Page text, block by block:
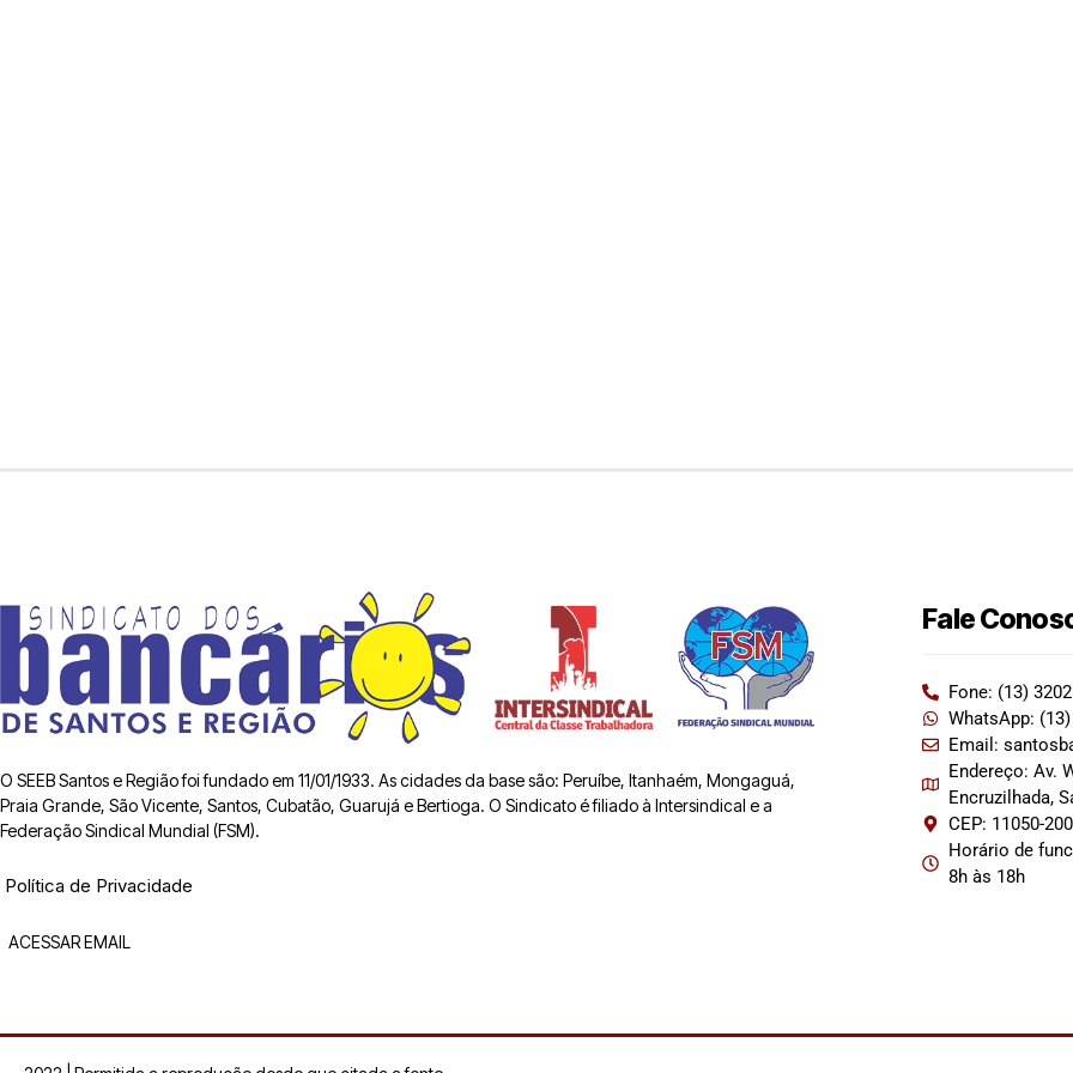
O SEEB Santos e Região foi fundado em 11/01/1933. As cidades da base são: Peruíbe, Itanhaém, Mongaguá,
Praia Grande, São Vicente, Santos, Cubatão, Guarujá e Bertioga. O Sindicato é filiado à Intersindical e a
Federação Sindical Mundial (FSM).
Política de Privacidade
ACESSAR EMAIL
Fale
Fone: (13)
WhatsApp:
Email:
Endereço: Av.
Encruzilhada,
CEP: 11050-200
Horário de
8h às 18h